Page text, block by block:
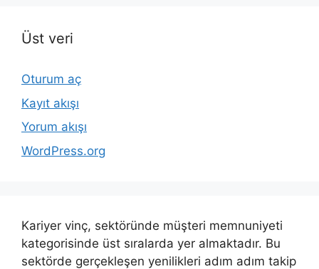
Üst veri
Oturum aç
Kayıt akışı
Yorum akışı
WordPress.org
Kariyer vinç, sektöründe müşteri memnuniyeti
kategorisinde üst sıralarda yer almaktadır. Bu
sektörde gerçekleşen yenilikleri adım adım takip